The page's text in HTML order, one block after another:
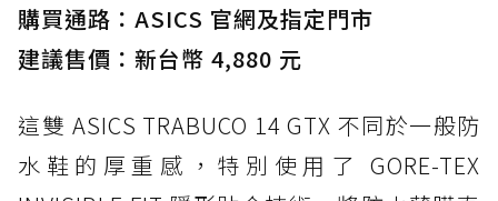
購買通路：ASICS 官網及指定門市
建議售價：新台幣 4,880 元
這雙 ASICS TRABUCO 14 GTX 不同於一般防
水鞋的厚重感，特別使用了 GORE-TEX